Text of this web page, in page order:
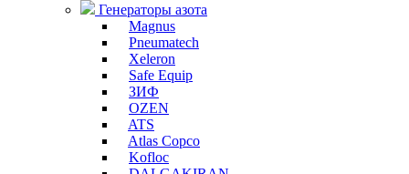
Генераторы азота
Magnus
Pneumatech
Xeleron
Safe Equip
ЗИФ
OZEN
ATS
Atlas Copco
Kofloc